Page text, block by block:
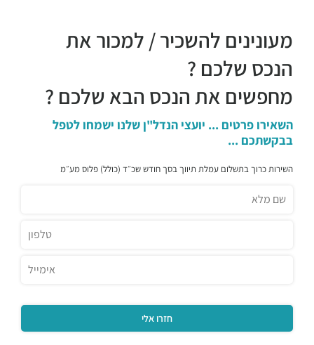
מעונינים להשכיר / למכור את
הנכס שלכם ?
מחפשים את הנכס הבא שלכם ?
השאירו פרטים ... יועצי הנדל"ן שלנו ישמחו לטפל
בבקשתכם ...
השירות כרוך בתשלום עמלת תיווך בסך חודש שכ״ד (כולל) פלוס מע״מ